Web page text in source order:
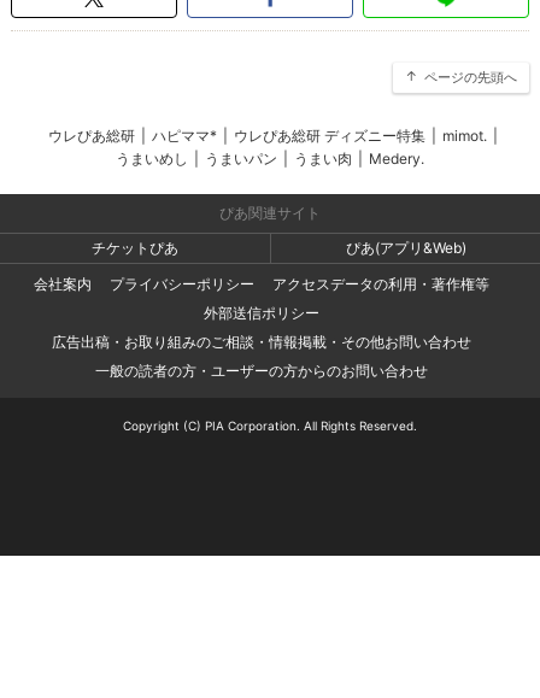
ページの先頭へ
ウレぴあ総研 ハピママ* ウレぴあ総研 ディズニー特集 mimot.
うまいめし
うまいパン うまい肉 Medery.
ぴあ関連サイト
チケットぴあ
ぴあ(アプリ&Web)
会社案内
プライバシーポリシー
アクセスデータの利用・著作権等
外部送信ポリシー
広告出稿・お取り組みのご相談・情報掲載・その他お問い合わせ
一般の読者の方・ユーザーの方からのお問い合わせ
Copyright (C) PIA Corporation. All Rights Reserved.